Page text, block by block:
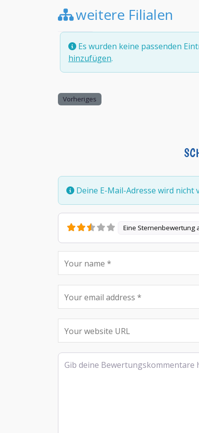
weitere Filialen
Es wurden keine passenden
hinzufügen.
Vorheriges
Deine E-Mail-Adresse wird nicht
Eine Sternenbewertung
Rezensionstext